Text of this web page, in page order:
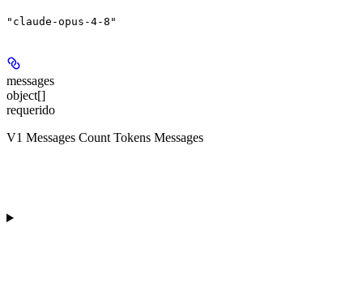
"claude-opus-4-8"
messages
object[]
requerido
V1 Messages Count Tokens Messages